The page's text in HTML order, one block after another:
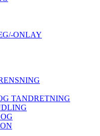
ONLAY
TANDRETNING